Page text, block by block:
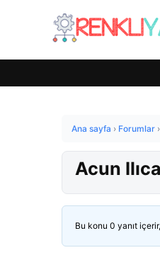
Ana sayfa › Forumlar ›
Acun
Bu konu 0 yanıt